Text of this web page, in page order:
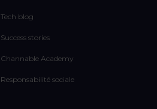
Tech blog
Success stories
Channable Academy
Responsabilité sociale